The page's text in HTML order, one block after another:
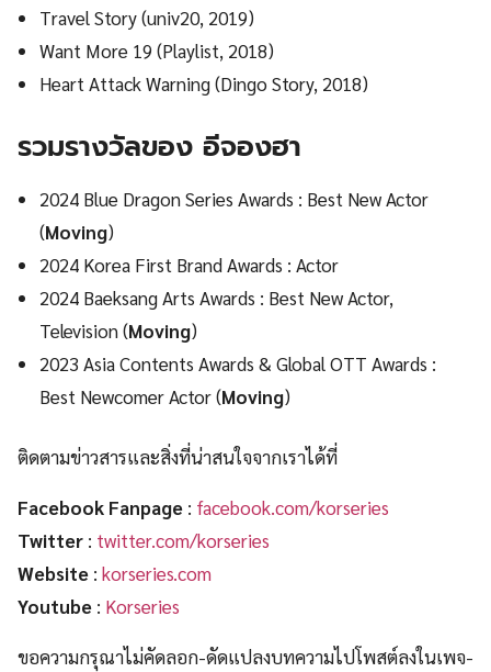
Travel Story (univ20, 2019)
Want More 19 (Playlist, 2018)
Heart Attack Warning (Dingo Story, 2018)
รวมรางวัลของ อีจองฮา
2024 Blue Dragon Series Awards : Best New Actor
(Moving)
2024 Korea First Brand Awards : Actor
2024 Baeksang Arts Awards : Best New Actor,
Television (Moving)
2023 Asia Contents Awards & Global OTT Awards :
Best Newcomer Actor (Moving)
ติดตามข่าวสารและสิ่งที่น่าสนใจจากเราได้ที่
Facebook Fanpage : facebook.com/korseries
Twitter : twitter.com/korseries
Website : korseries.com
Youtube : Korseries
ขอความกรุณาไม่คัดลอก-ดัดแปลงบทความไปโพสต์ลงในเพจ-